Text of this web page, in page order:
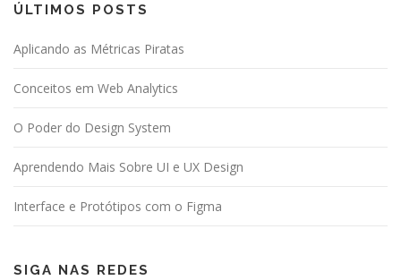
ÚLTIMOS POSTS
Aplicando as Métricas Piratas
Conceitos em Web Analytics
O Poder do Design System
Aprendendo Mais Sobre UI e UX Design
Interface e Protótipos com o Figma
SIGA NAS REDES